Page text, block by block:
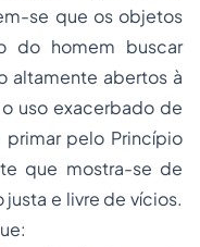
se que os objetos
do homem buscar
altamente abertos à
uso exacerbado de
pelo Princípio
que mostra-se de
e livre de vícios.